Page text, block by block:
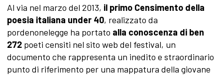
Al via nel marzo del 2013, il primo Censimento della
poesia italiana under 40, realizzato da
pordenonelegge ha portato alla conoscenza di ben
272poeti censiti nel sito web del festival, un
documento che rappresenta un inedito e straordinario
punto di riferimento per una mappatura della giovane